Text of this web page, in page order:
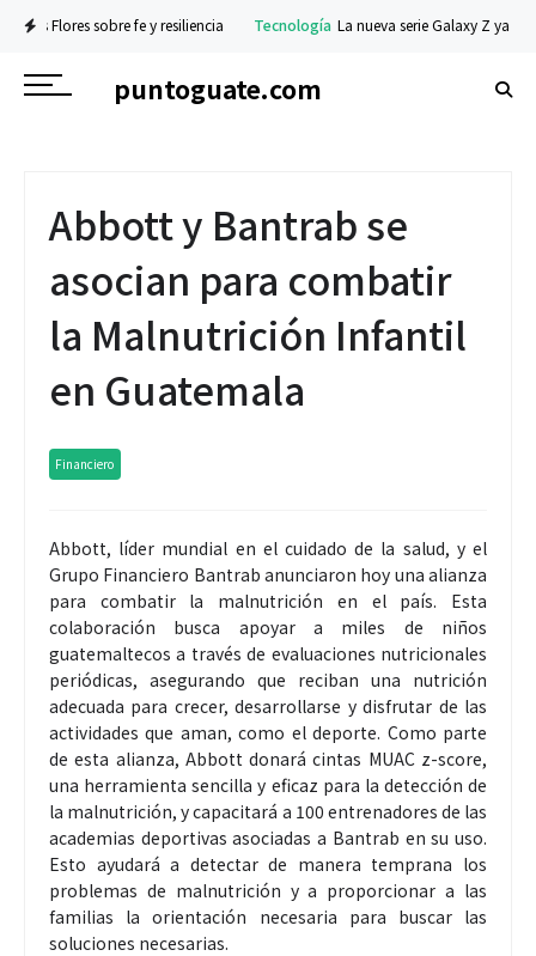
sobre fe y resiliencia Tecnología La nueva serie Galaxy Z ya está
puntoguate.com
Abbott y Bantrab se
asocian para combatir
la Malnutrición Infantil
en Guatemala
Financiero
Abbott, líder mundial en el cuidado de la salud, y el
Grupo Financiero Bantrab anunciaron hoy una alianza
para combatir la malnutrición en el país. Esta
colaboración busca apoyar a miles de niños
guatemaltecos a través de evaluaciones nutricionales
periódicas, asegurando que reciban una nutrición
adecuada para crecer, desarrollarse y disfrutar de las
actividades que aman, como el deporte. Como parte
de esta alianza, Abbott donará cintas MUAC z-score,
una herramienta sencilla y eficaz para la detección de
la malnutrición, y capacitará a 100 entrenadores de las
academias deportivas asociadas a Bantrab en su uso.
Esto ayudará a detectar de manera temprana los
problemas de malnutrición y a proporcionar a las
familias la orientación necesaria para buscar las
soluciones necesarias.